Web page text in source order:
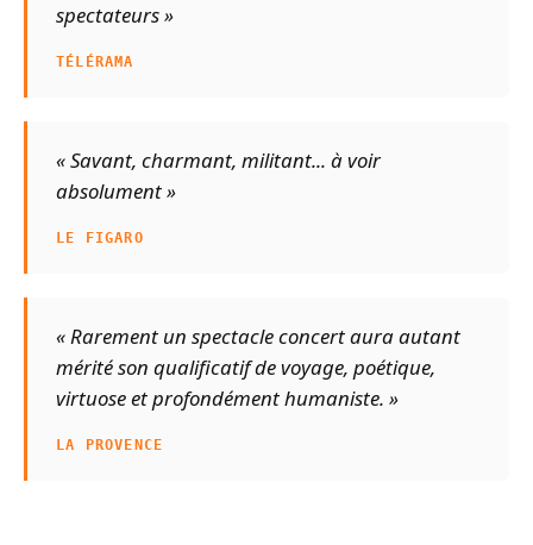
spectateurs »
TÉLÉRAMA
« Savant, charmant, militant... à voir
absolument »
LE FIGARO
« Rarement un spectacle concert aura autant
mérité son qualificatif de voyage, poétique,
virtuose et profondément humaniste. »
LA PROVENCE